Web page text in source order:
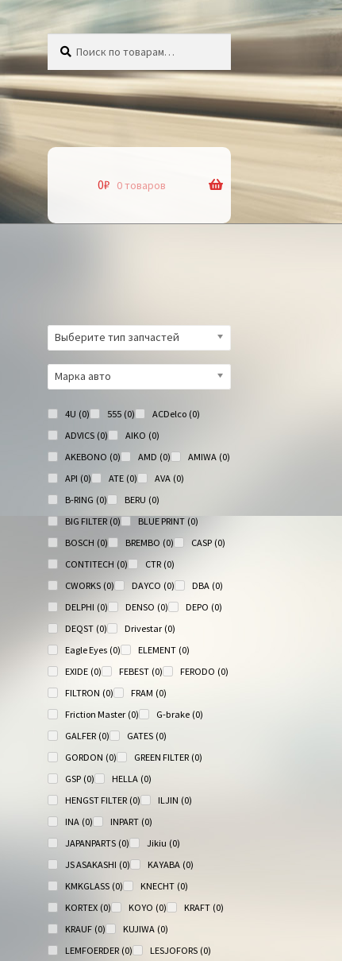
0₽ 0 товаров
Выберите тип запчастей
Марка авто
4U (0) 555 (0) ACDelco (0)
ADVICS (0) AIKO (0)
AKEBONO (0) AMD (0) AMIWA (0)
API (0) ATE (0) AVA (0)
B-RING (0) BERU (0)
BIG FILTER (0) BLUE PRINT (0)
BOSCH (0) BREMBO (0) CASP (0)
CONTITECH (0) CTR (0)
CWORKS (0) DAYCO (0) DBA (0)
DELPHI (0) DENSO (0) DEPO (0)
DEQST (0) Drivestar (0)
Eagle Eyes (0) ELEMENT (0)
EXIDE (0) FEBEST (0) FERODO (0)
FILTRON (0) FRAM (0)
Friction Master (0) G-brake (0)
GALFER (0) GATES (0)
GORDON (0) GREEN FILTER (0)
GSP (0) HELLA (0)
HENGST FILTER (0) ILJIN (0)
INA (0) INPART (0)
JAPANPARTS (0) Jikiu (0)
JS ASAKASHI (0) KAYABA (0)
KMKGLASS (0) KNECHT (0)
KORTEX (0) KOYO (0) KRAFT (0)
KRAUF (0) KUJIWA (0)
LEMFOERDER (0) LESJOFORS (0)